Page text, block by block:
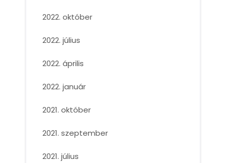
2022. október
2022. július
2022. április
2022. január
2021. október
2021. szeptember
2021. július